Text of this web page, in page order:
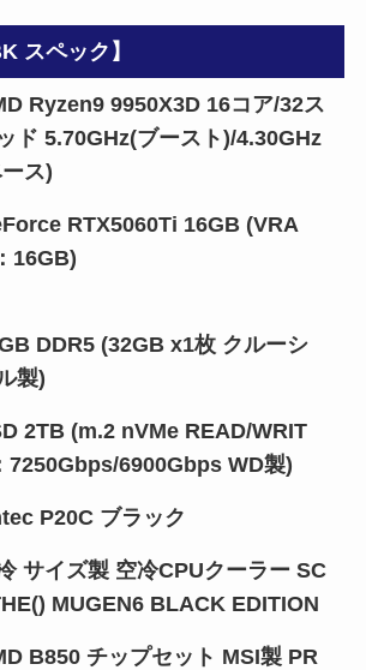
スペック】
Ryzen9 9950X3D 16コア/32ス
ド 5.70GHz(ブースト)/4.30GHz
ス)
RTX5060Ti 16GB (VRA
16GB)
DDR5 (32GB x1枚 クルーシ
製)
2TB (m.2 nVMe READ/WRIT
7250Gbps/6900Gbps WD製)
P20C ブラック
サイズ製 空冷CPUクーラー SC
MUGEN6 BLACK EDITION
B850 チップセット MSI製 PR